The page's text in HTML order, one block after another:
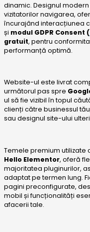
dinamic. Designul
vizitatorilor navigarea,
încurajând interacțiunea
și modul GDPR Consent (
gratuit, pentru
performanță optimă.
Website-ul este livrat
următorul pas spre
ul să fie vizibil în topul
clienți către businessul
sau designul site-ului
Temele premium utilizate
Hello Elementor, oferă
majoritatea pluginurilor,
adaptat pe termen lung.
pagini preconfigurate,
mobil și funcționalități
afacerii tale.